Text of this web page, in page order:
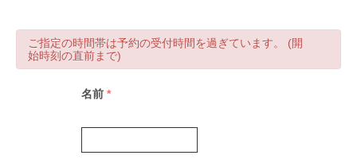
ご指定の時間帯は予約の受付時間を過ぎています。 (開
始時刻の直前まで)
名前 *